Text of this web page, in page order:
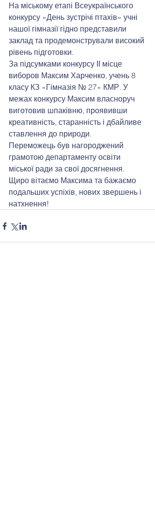
На міському етапі Всеукраїнського
конкурсу «День зустрічі птахів» учні
нашої гімназії гідно представили
заклад та продемонстрували високий
рівень підготовки.
За підсумками конкурсу ІІ місце
виборов Максим Харченко, учень 8
класу КЗ «Гімназія № 27» КМР. У
межах конкурсу Максим власноруч
виготовив шпаківню, проявивши
креативність, старанність і дбайливе
ставлення до природи.
Переможець був нагороджений
грамотою департаменту освіти
міської ради за свої досягнення.
Щиро вітаємо Максима та бажаємо
подальших успіхів, нових звершень і
натхнення!